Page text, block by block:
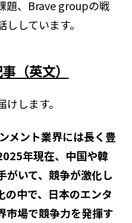
題、Brave groupの戦
しています。
（英文）
します。
ント業界には長く豊
年現在、中国や韓
がいて、競争が激化し
の中で、日本のエンタ
市場で競争力を発揮す